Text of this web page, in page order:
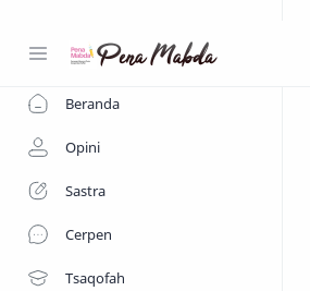
Beranda
Opini
Sastra
Cerpen
Tsaqofah